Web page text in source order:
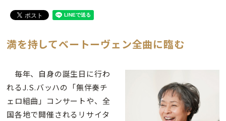
満を持してベートーヴェン全曲に臨む
毎年、自身の誕生日に行わ
れるJ.S.バッハの「無伴奏チ
ェロ組曲」コンサートや、全
国各地で開催されるリサイタ